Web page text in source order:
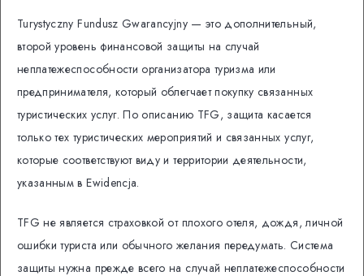
Turystyczny Fundusz Gwarancyjny — это дополнительный,
второй уровень финансовой защиты на случай
неплатежеспособности организатора туризма или
предпринимателя, который облегчает покупку связанных
туристических услуг. По описанию TFG, защита касается
только тех туристических мероприятий и связанных услуг,
которые соответствуют виду и территории деятельности,
указанным в Ewidencja.
TFG не является страховкой от плохого отеля, дождя, личной
ошибки туриста или обычного желания передумать. Система
защиты нужна прежде всего на случай неплатежеспособности